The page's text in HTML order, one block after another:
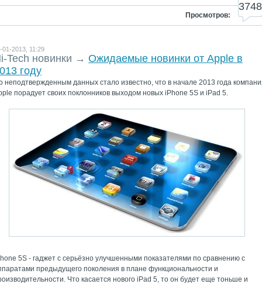
3748
Просмотров:
01-2013, 11:29
Tech новинки → Ожидаемые новинки от Apple в
году
неподтвержденным данных стало известно, что в начале 2013 года
порадует своих поклонников выходом новых iPhone 5S и iPad 5.
5S - гаджет с серьёзно улучшенными показателями по сравнению с
предыдущего поколения в плане функциональности и
Что касается нового iPad 5, то он будет еще тоньше и